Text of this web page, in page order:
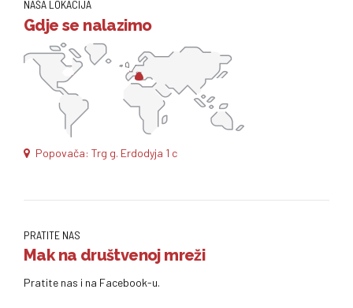
NAŠA LOKACIJA
Gdje se nalazimo
Popovača: Trg g. Erdodyja 1 c
PRATITE NAS
Mak na društvenoj mreži
Pratite nas i na Facebook-u.